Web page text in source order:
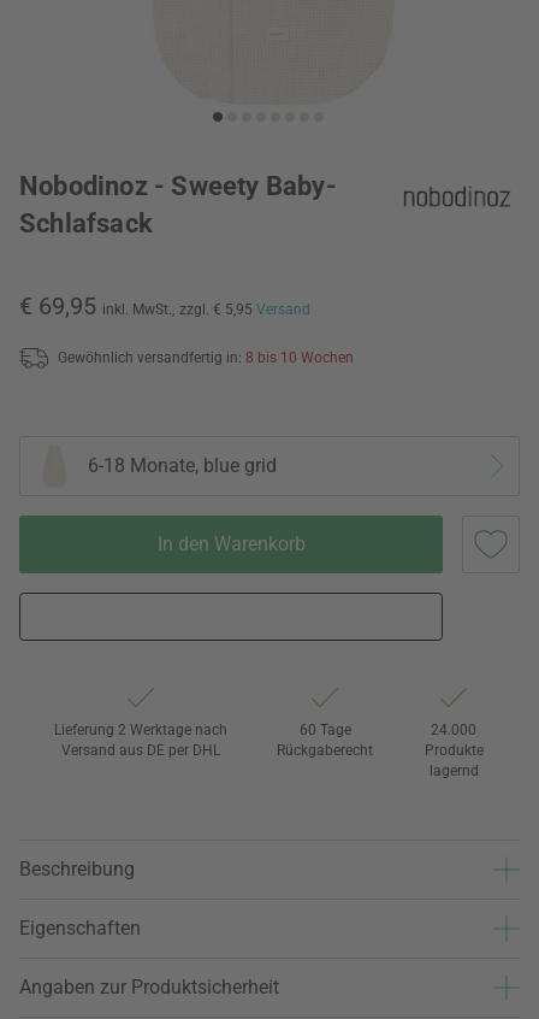
Nobodinoz - Sweety Baby-
Schlafsack
€ 69,95 inkl. MwSt., zzgl. € 5,95 Versand
Gewöhnlich versandfertig in: 8 bis 10 Wochen
6-18 Monate, blue grid
In den Warenkorb
Lieferung 2 Werktage nach
Versand aus DE per DHL
60 Tage
Rückgaberecht
24.000
Produkte
lagernd
Beschreibung
Eigenschaften
Angaben zur Produktsicherheit